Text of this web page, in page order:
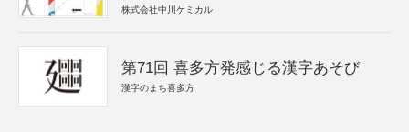
株式会社中川ケミカル
第71回 喜多方発感じる漢字あそび
漢字のまち喜多方